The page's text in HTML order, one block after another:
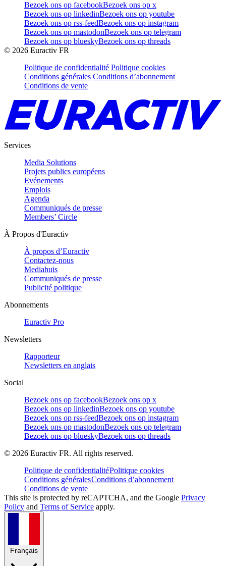
Bezoek ons op facebookBezoek ons op x
Bezoek ons op linkedinBezoek ons op youtube
Bezoek ons op rss-feedBezoek ons op instagram
Bezoek ons op mastodonBezoek ons op telegram
Bezoek ons op blueskyBezoek ons op threads
© 2026 Euractiv FR
Politique de confidentialité Politique cookies
Conditions générales Conditions d’abonnement
Conditions de vente
Services
Media Solutions
Projets publics européens
Evénements
Emplois
Agenda
Communiqués de presse
Members’ Circle
À Propos d'Euractiv
À propos d’Euractiv
Contactez-nous
Mediahuis
Communiqués de presse
Publicité politique
Abonnements
Euractiv Pro
Newsletters
Rapporteur
Newsletters en anglais
Social
Bezoek ons op facebookBezoek ons op x
Bezoek ons op linkedinBezoek ons op youtube
Bezoek ons op rss-feedBezoek ons op instagram
Bezoek ons op mastodonBezoek ons op telegram
Bezoek ons op blueskyBezoek ons op threads
© 2026 Euractiv FR. All rights reserved.
Politique de confidentialitéPolitique cookies
Conditions généralesConditions d’abonnement
Conditions de vente
This site is protected by reCAPTCHA, and the Google Privacy
Policy and Terms of Service apply.
Français